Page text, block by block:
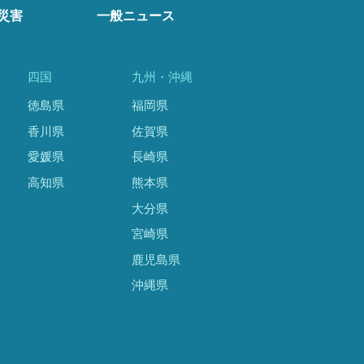
害 一般ニュース
四国
徳島県
香川県
愛媛県
高知県
九州・沖縄
福岡県
佐賀県
長崎県
熊本県
大分県
宮崎県
鹿児島県
沖縄県